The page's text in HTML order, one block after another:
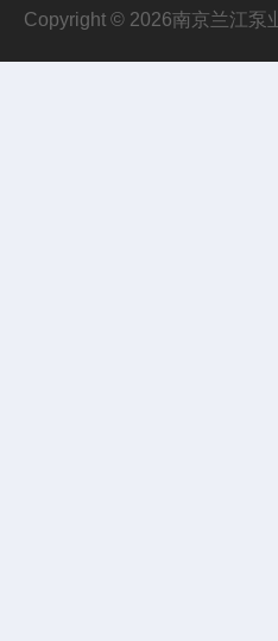
Copyright © 2026南京兰江